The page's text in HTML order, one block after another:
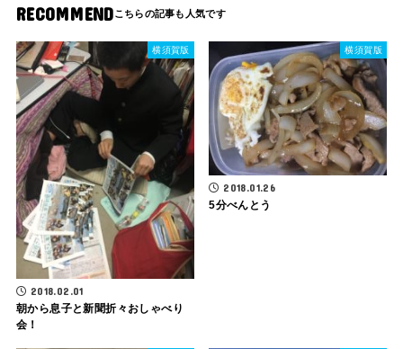
RECOMMEND
横須賀版
2018.02.01
朝から息子と新聞折々おしゃべり
会！
横須賀版
2018.01.26
5分べんとう